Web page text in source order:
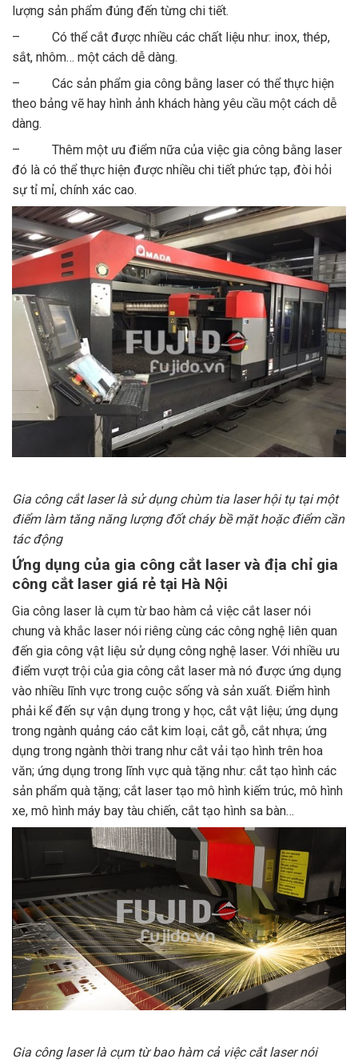
lượng sản phẩm đúng đến từng chi tiết.
– Có thể cắt được nhiều các chất liệu như: inox, thép,
sắt, nhôm… một cách dễ dàng.
– Các sản phẩm gia công bằng laser có thể thực hiện
theo bảng vẽ hay hình ảnh khách hàng yêu cầu một cách dễ
dàng.
– Thêm một ưu điểm nữa của việc gia công bằng laser
đó là có thể thực hiện được nhiều chi tiết phức tạp, đòi hỏi
sự tỉ mỉ, chính xác cao.
Gia công cắt laser là sử dụng chùm tia laser hội tụ tại một
điểm làm tăng năng lượng đốt cháy bề mặt hoặc điểm cần
tác động
Ứng dụng của gia công cắt laser và địa chỉ gia
công cắt laser giá rẻ tại Hà Nội
Gia công laser là cụm từ bao hàm cả việc cắt laser nói
chung và khắc laser nói riêng cùng các công nghệ liên quan
đến gia công vật liệu sử dụng công nghệ laser. Với nhiều ưu
điểm vượt trội của gia công cắt laser mà nó được ứng dụng
vào nhiều lĩnh vực trong cuộc sống và sản xuất. Điểm hình
phải kể đến sự vận dụng trong y học, cắt vật liệu; ứng dụng
trong ngành quảng cáo cắt kim loại, cắt gỗ, cắt nhựa; ứng
dụng trong ngành thời trang như cắt vải tạo hình trên hoa
văn; ứng dụng trong lĩnh vực quà tặng như: cắt tạo hình các
sản phẩm quà tặng; cắt laser tạo mô hình kiếm trúc, mô hình
xe, mô hình máy bay tàu chiến, cắt tạo hình sa bàn…
Gia công laser là cụm từ bao hàm cả việc cắt laser nói